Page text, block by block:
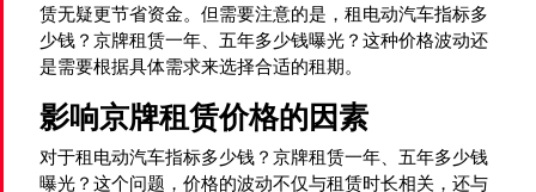
赁无疑更节省资金。但需要注意的是，租电动汽车指标多
少钱？京牌租赁一年、五年多少钱曝光？这种价格波动还
是需要根据具体需求来选择合适的租期。
影响京牌租赁价格的因素
对于租电动汽车指标多少钱？京牌租赁一年、五年多少钱
曝光？这个问题，价格的波动不仅与租赁时长相关，还与